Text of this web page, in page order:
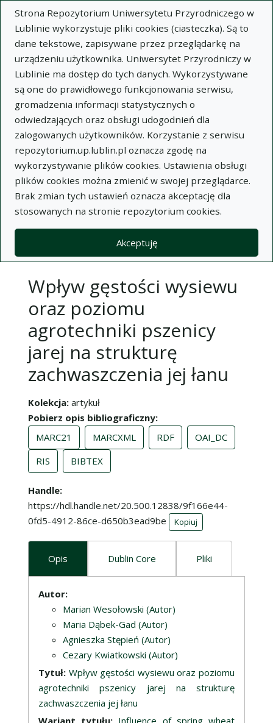
Strona Repozytorium Uniwersytetu Przyrodniczego w
Lublinie wykorzystuje pliki cookies (ciasteczka). Są to
dane tekstowe, zapisywane przez przeglądarkę na
urządzeniu użytkownika. Uniwersytet Przyrodniczy w
Lublinie ma dostęp do tych danych. Wykorzystywane
są one do prawidłowego funkcjonowania serwisu,
gromadzenia informacji statystycznych o
odwiedzających oraz obsługi udogodnień dla
zalogowanych użytkowników. Korzystanie z serwisu
repozytorium.up.lublin.pl oznacza zgodę na
wykorzystywanie plików cookies. Ustawienia obsługi
plików cookies można zmienić w swojej przeglądarce.
Brak zmian tych ustawień oznacza akceptację dla
stosowanych na stronie repozytorium cookies.
Akceptuję
Wyszukaj
Repozytorium Uniwersytetu
Przyrodniczego w Lublinie
Kolekcje
artykuł
Wpływ gęstości wysiewu oraz poziomu agrotechniki
pszenicy jarej na strukturę zachwaszczenia jej łanu
Wpływ gęstości wysiewu
oraz poziomu
agrotechniki pszenicy
jarej na strukturę
zachwaszczenia jej łanu
Kolekcja artykuł
Pobierz opis bibliograficzny
MARC21
MARCXML RDF
OAI_DC
RIS
BIBTEX
Handle
https://hdl.handle.net/20.500.12838/9f166e44-
0fd5-4912-86ce-d650b3ead9be
Kopiuj
Opis Dublin Core Pliki
Opis
Autor:
Marian Wesołowski (Autor)
Maria Dąbek-Gad (Autor)
Agnieszka Stępień (Autor)
Cezary Kwiatkowski (Autor)
Tytuł: Wpływ gęstości wysiewu oraz poziomu
agrotechniki pszenicy jarej na strukturę
zachwaszczenia jej łanu
Wariant tytułu: Influence of spring wheat